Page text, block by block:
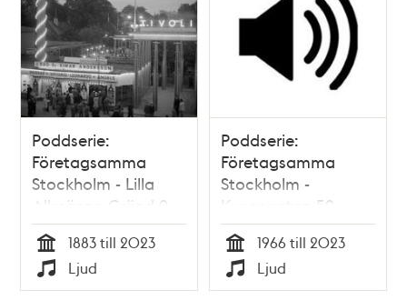
Poddserie:
Företagsamma
Stockholm - Lilla
Allmänna Gränd 9,
Gröna Lund
Tid
1883 till 2023
Typ
Ljud
Poddserie:
Företagsamma
Stockholm -
Kungsgatan 59,
Mah-Jong
Tid
1966 till 2023
Typ
Ljud